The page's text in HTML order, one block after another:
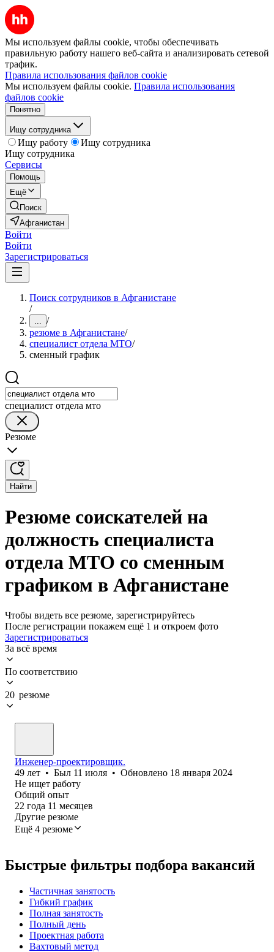
Мы используем файлы cookie, чтобы обеспечивать
правильную работу нашего веб-сайта и анализировать сетевой
трафик.
Правила использования файлов cookie
Мы используем файлы cookie. Правила использования
файлов cookie
Понятно
Ищу сотрудника
Ищу работу
Ищу сотрудника
Ищу сотрудника
Сервисы
Помощь
Ещё
Поиск
Афганистан
Войти
Войти
Зарегистрироваться
Поиск сотрудников в Афганистане
/
... /
резюме в Афганистане/
специалист отдела МТО/
сменный график
специалист отдела мто
Резюме
Найти
Резюме соискателей на
должность специалиста
отдела МТО со сменным
графиком в Афганистане
Чтобы видеть все резюме, зарегистрируйтесь
После регистрации покажем ещё 1 и откроем фото
Зарегистрироваться
За всё время
По соответствию
20 резюме
Инженер-проектировщик.
49 лет • Был 11 июля • Обновлено 18 января 2024
Не ищет работу
Общий опыт
22 года 11 месяцев
Другие резюме
Ещё 4 резюме
Быстрые фильтры подбора вакансий
Частичная занятость
Гибкий график
Полная занятость
Полный день
Проектная работа
Вахтовый метод